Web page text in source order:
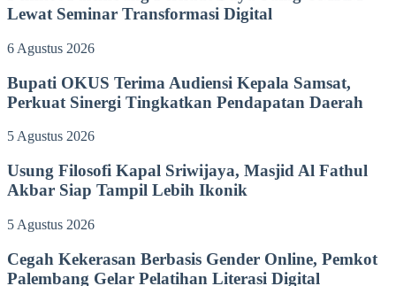
Lewat Seminar Transformasi Digital
6 Agustus 2026
Bupati OKUS Terima Audiensi Kepala Samsat,
Perkuat Sinergi Tingkatkan Pendapatan Daerah
5 Agustus 2026
Usung Filosofi Kapal Sriwijaya, Masjid Al Fathul
Akbar Siap Tampil Lebih Ikonik
5 Agustus 2026
Cegah Kekerasan Berbasis Gender Online, Pemkot
Palembang Gelar Pelatihan Literasi Digital